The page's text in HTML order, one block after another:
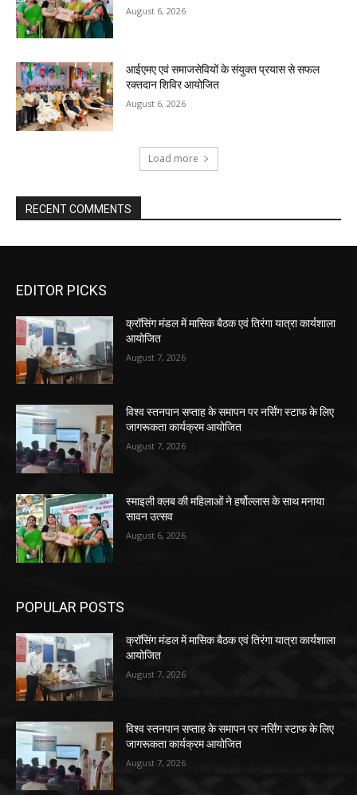
August 6, 2026
आईएमए एवं समाजसेवियों के संयुक्त प्रयास से सफल
रक्तदान शिविर आयोजित
August 6, 2026
Load more
RECENT COMMENTS
EDITOR PICKS
क्रॉसिंग मंडल में मासिक बैठक एवं तिरंगा यात्रा कार्यशाला
आयोजित
August 7, 2026
विश्व स्तनपान सप्ताह के समापन पर नर्सिंग स्टाफ के लिए
जागरूकता कार्यक्रम आयोजित
August 7, 2026
स्माइली क्लब की महिलाओं ने हर्षोल्लास के साथ मनाया
सावन उत्सव
August 6, 2026
POPULAR POSTS
क्रॉसिंग मंडल में मासिक बैठक एवं तिरंगा यात्रा कार्यशाला
आयोजित
August 7, 2026
विश्व स्तनपान सप्ताह के समापन पर नर्सिंग स्टाफ के लिए
जागरूकता कार्यक्रम आयोजित
August 7, 2026